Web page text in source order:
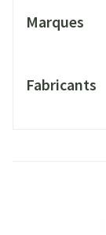
Marques
Fabricants